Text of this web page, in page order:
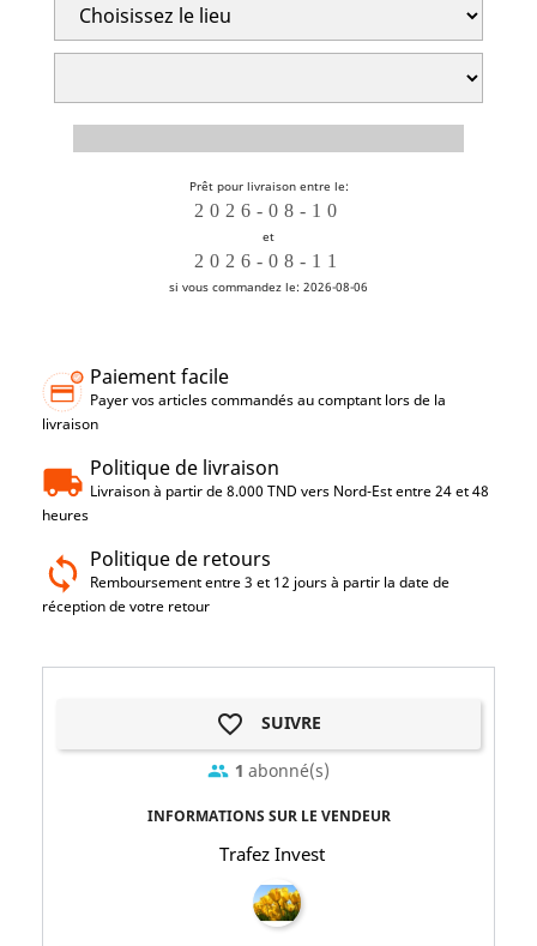
Prêt pour livraison entre le:
et
si vous commandez le: 2026-08-06
Paiement facile
Payer vos articles commandés au comptant lors de la
livraison
Politique de livraison
Livraison à partir de 8.000 TND vers Nord-Est entre 24 et 48
heures
Politique de retours
Remboursement entre 3 et 12 jours à partir la date de
réception de votre retour
favorite_border SUIVRE
group 1 abonné(s)
INFORMATIONS SUR LE VENDEUR
Trafez Invest